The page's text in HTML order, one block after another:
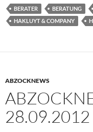
BERATER BERATUNG
HAKLUYT & COMPANY
ABZOCKNEWS
28.09.2012